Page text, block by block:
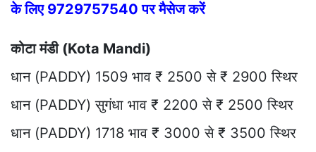
के लिए 9729757540 पर मैसेज करें
कोटा मंडी (Kota Mandi)
धान (PADDY) 1509 भाव ₹ 2500 से ₹ 2900 स्थिर
धान (PADDY) सुगंधा भाव ₹ 2200 से ₹ 2500 स्थिर
धान (PADDY) 1718 भाव ₹ 3000 से ₹ 3500 स्थिर